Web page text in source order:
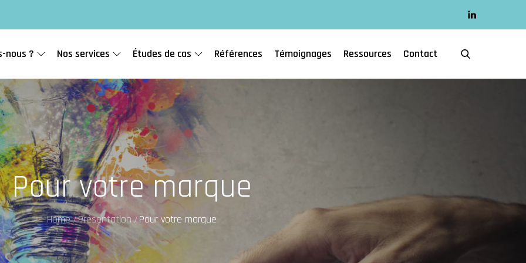
LinkedIn
nous ? Nos services Études de cas Références Témoignages Ressources Contact
Pour votre marque
Home Présentation Pour votre marque